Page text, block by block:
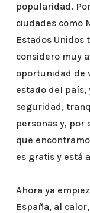
popularidad.
ciudades como
Estados Unidos
considero muy
oportunidad de
estado del
seguridad,
personas y, por
que
es gratis y está
Ahora ya
España, al